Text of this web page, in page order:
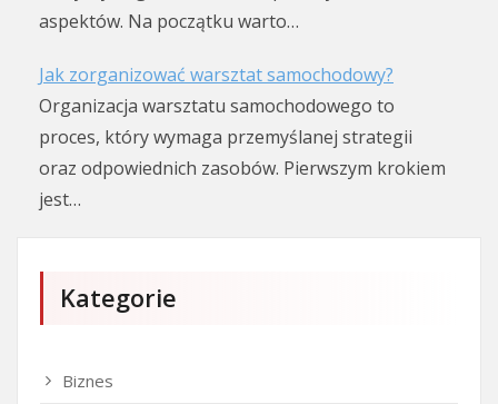
aspektów. Na początku warto…
Jak zorganizować warsztat samochodowy?
Organizacja warsztatu samochodowego to
proces, który wymaga przemyślanej strategii
oraz odpowiednich zasobów. Pierwszym krokiem
jest…
Kategorie
Biznes